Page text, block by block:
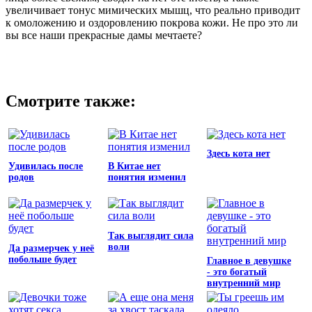
увеличивает тонус мимических мышц, что реально приводит
к омоложению и оздоровлению покрова кожи. Не про это ли
вы все наши прекрасные дамы мечтаете?
Смотрите также:
Удивилась после
родов
В Китае нет
понятия изменил
Здесь кота нет
Да размерчек у неё
побольше будет
Так выглядит сила
воли
Главное в девушке
- это богатый
внутренний мир